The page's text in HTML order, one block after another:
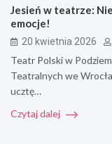
Jesień w teatrze:
emocje!
20 kwietnia 2026
Teatr Polski w
Teatralnych we
ucztę…
Czytaj dalej